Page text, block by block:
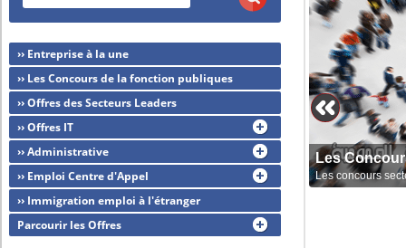
Les
Les concours
›› Entreprise à la une
›› Les Concours de la fonction publiques
›› Offres des Secteurs Leaders
›› Offres IT
›› Administrative
›› Emploi Centre d'Appel
›› Immigration emploi à l'étranger
Parcourir les Offres